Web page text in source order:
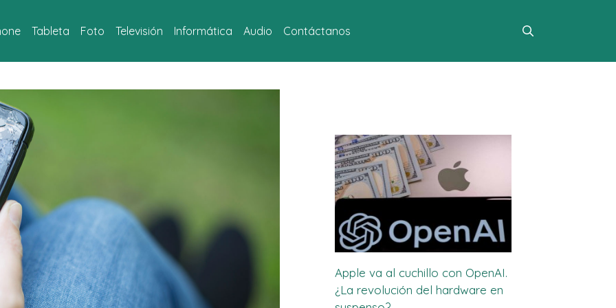
Tableta Foto Televisión Informática Audio Contáctanos
Apple va al cuchillo con OpenAI.
¿La revolución del hardware en